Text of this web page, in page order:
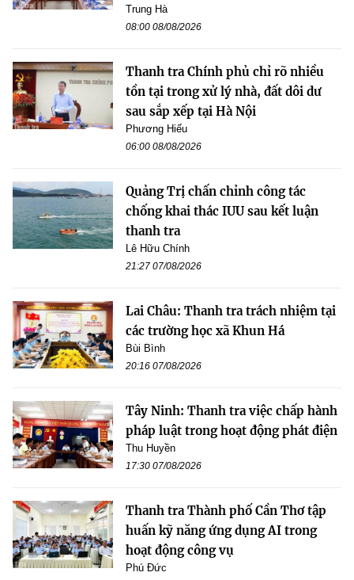
Trung Hà
08:00 08/08/2026
Thanh tra Chính phủ chỉ rõ nhiều
tồn tại trong xử lý nhà, đất dôi dư
sau sắp xếp tại Hà Nội
Phương Hiếu
06:00 08/08/2026
Quảng Trị chấn chỉnh công tác
chống khai thác IUU sau kết luận
thanh tra
Lê Hữu Chính
21:27 07/08/2026
Lai Châu: Thanh tra trách nhiệm tại
các trường học xã Khun Há
Bùi Bình
20:16 07/08/2026
Tây Ninh: Thanh tra việc chấp hành
pháp luật trong hoạt động phát điện
Thu Huyền
17:30 07/08/2026
Thanh tra Thành phố Cần Thơ tập
huấn kỹ năng ứng dụng AI trong
hoạt động công vụ
Phú Đức